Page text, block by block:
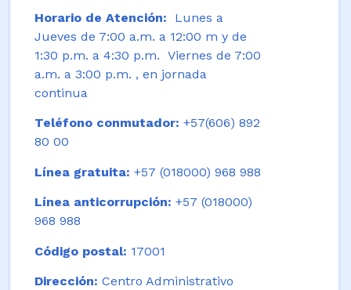
Horario de Atención:
Lunes a
Jueves de 7:00 a.m. a 12:00 m y de
1:30 p.m. a 4:30 p.m. Viernes de 7:00
a.m. a 3:00 p.m. , en jornada
continua
Teléfono conmutador: +57(606) 892
80 00
Línea gratuita: +57 (018000) 968 988
Línea anticorrupción: +57 (018000)
968 988
Código postal: 17001
Dirección: Centro Administrativo